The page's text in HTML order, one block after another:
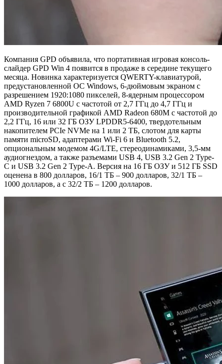
Компания GPD объявила, что портативная игровая консоль-
слайдер GPD Win 4 появится в продаже в середине текущего
месяца. Новинка характеризуется QWERTY-клавиатурой,
предустановленной ОС Windows, 6-дюймовым экраном с
разрешением 1920:1080 пикселей, 8-ядерным процессором
AMD Ryzen 7 6800U с частотой от 2,7 ГГц до 4,7 ГГц и
производительной графикой AMD Radeon 680M с частотой до
2,2 ГГц, 16 или 32 ГБ ОЗУ LPDDR5-6400, твердотельным
накопителем PCIe NVMe на 1 или 2 ТБ, слотом для карты
памяти microSD, адаптерами Wi-Fi 6 и Bluetooth 5.2,
опциональным модемом 4G/LTE, стереодинамиками, 3,5-мм
аудиогнездом, а также разъемами USB 4, USB 3.2 Gen 2 Type-
C и USB 3.2 Gen 2 Type-A. Версия на 16 ГБ ОЗУ и 512 ГБ SSD
оценена в 800 долларов, 16/1 ТБ – 900 долларов, 32/1 ТБ –
1000 долларов, а с 32/2 ТБ – 1200 долларов.